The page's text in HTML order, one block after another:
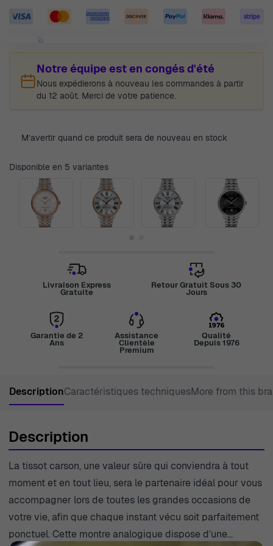
Notre équipe est en congés d'été
Nous expédierons à nouveau les commandes à partir
du 12 août. Merci de votre patience.
M’avertir quand ce produit sera de nouveau en stock
Disponible en 5 variantes
Livraison Express
Gratuite
Retour Gratuit Sous 30
Jours
Garantie de 2
Ans
Assistance
Clientèle
Premium
Qualité
Depuis 1976
DescriptionCaractéristiques techniquesMore from this
Description
La tissot carson, une valeur sûre qui conviendra à tout
moment et en tout lieu, sera le partenaire idéal pour vous
accompagner lors de toutes les grandes occasions de
votre vie, afin que chaque instant vécu soit parfaitement
ponctuel. Cette montre analogique dispose d’une